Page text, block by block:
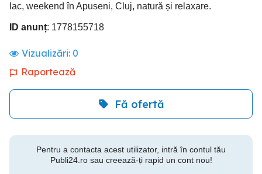
lac, weekend în Apuseni, Cluj, natură și relaxare.
ID anunț: 1778155718
Vizualizări: 0
Raportează
Fă ofertă
Pentru a contacta acest utilizator, intră în contul tău
Publi24.ro sau creează-ți rapid un cont nou!